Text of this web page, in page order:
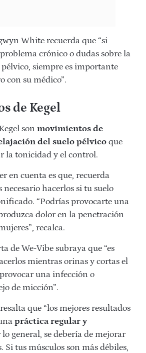
White recuerda que “si
crónico o dudas sobre la
pélvico, siempre es importante
con su médico”.
de Kegel
son movimientos de
del suelo pélvico que
la tonicidad y el control.
en cuenta es que, recuerda
necesario hacerlos si tu suelo
“Podrías provocarte una
dolor en la penetración
recalca.
de We-Vibe subraya que “es
mientras orinas y cortas el
una infección o
de micción”.
que “los mejores resultados
práctica regular y
lo general, se debería de mejorar
Si tus músculos son más débiles,